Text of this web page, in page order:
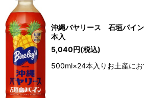
沖縄バヤリース 石垣パ
本入
5,040 円(税込)
500ml×24本入りお土産にお